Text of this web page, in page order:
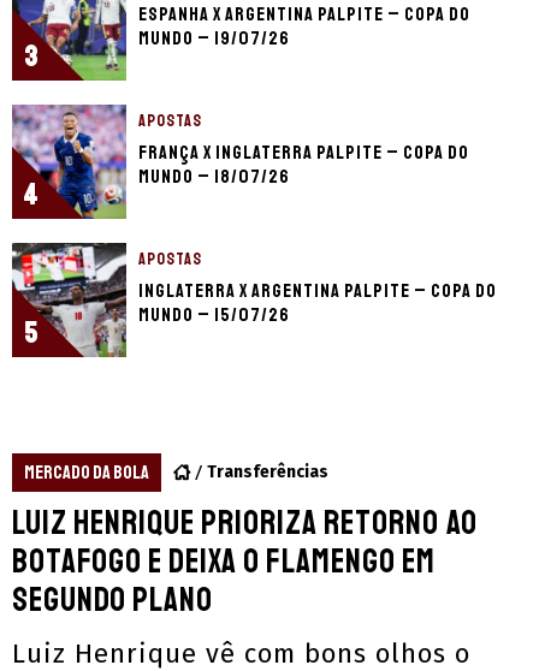
3
Espanha x Argentina palpite – Copa do
Mundo – 19/07/26
4
APOSTAS
França x Inglaterra palpite – Copa do
Mundo – 18/07/26
5
APOSTAS
Inglaterra x Argentina palpite – Copa do
Mundo – 15/07/26
MERCADO DA BOLA Transferências
Luiz Henrique prioriza retorno ao
Botafogo e deixa o Flamengo em
segundo plano
Luiz Henrique vê com bons olhos o